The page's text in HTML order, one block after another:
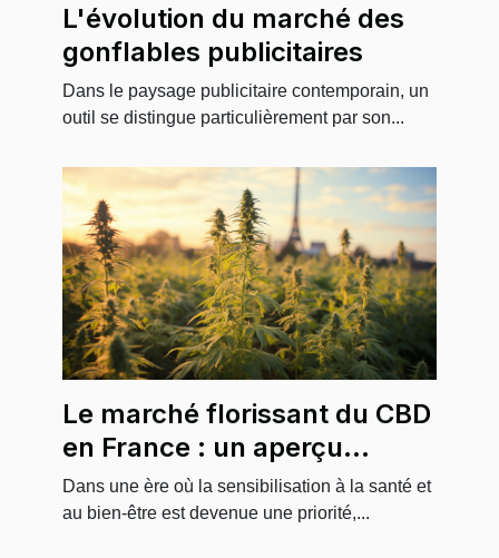
L'évolution du marché des
gonflables publicitaires
Dans le paysage publicitaire contemporain, un
outil se distingue particulièrement par son...
Le marché florissant du CBD
en France : un aperçu
économique
Dans une ère où la sensibilisation à la santé et
au bien-être est devenue une priorité,...